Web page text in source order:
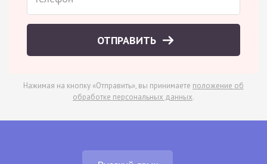
ОТПРАВИТЬ
Нажимая на кнопку «Отправить», вы принимаете положение об
обработке персональных данных.